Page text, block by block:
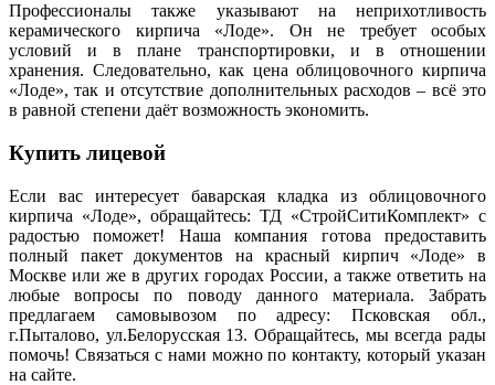
Профессионалы также указывают на неприхотливость
керамического кирпича «Лоде». Он не требует особых
условий и в плане транспортировки, и в отношении
хранения. Следовательно, как цена облицовочного кирпича
«Лоде», так и отсутствие дополнительных расходов – всё это
в равной степени даёт возможность экономить.
Купить лицевой
Если вас интересует баварская кладка из облицовочного
кирпича «Лоде», обращайтесь: ТД «СтройСитиКомплект» с
радостью поможет! Наша компания готова предоставить
полный пакет документов на красный кирпич «Лоде» в
Москве или же в других городах России, а также ответить на
любые вопросы по поводу данного материала. Забрать
предлагаем самовывозом по адресу: Псковская обл.,
г.Пыталово, ул.Белорусская 13. Обращайтесь, мы всегда рады
помочь! Связаться с нами можно по контакту, который указан
на сайте.